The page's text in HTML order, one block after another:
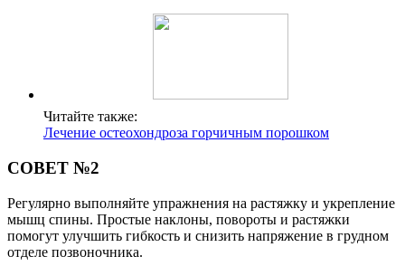
Читайте также:
Лечение остеохондроза горчичным порошком
СОВЕТ №2
Регулярно выполняйте упражнения на растяжку и укрепление
мышц спины. Простые наклоны, повороты и растяжки
помогут улучшить гибкость и снизить напряжение в грудном
отделе позвоночника.